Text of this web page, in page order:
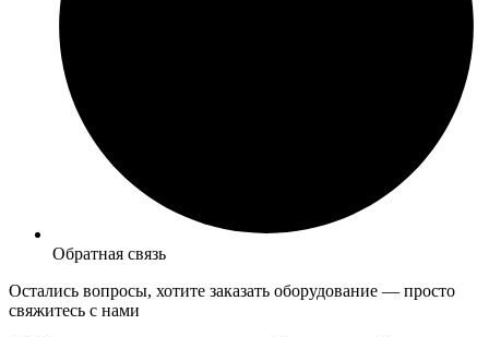
Обратная связь
Остались вопросы, хотите заказать оборудование — просто
свяжитесь с нами